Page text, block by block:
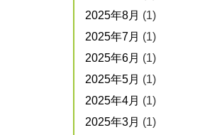
2025年8月 (1)
2025年7月 (1)
2025年6月 (1)
2025年5月 (1)
2025年4月 (1)
2025年3月 (1)